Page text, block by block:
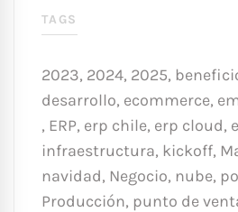
TAGS
2023, 2024, 2025,
desarrollo, ecommerce,
, ERP, erp chile, erp cloud,
infraestructura, kickoff,
navidad, Negocio, nube,
Producción, punto de